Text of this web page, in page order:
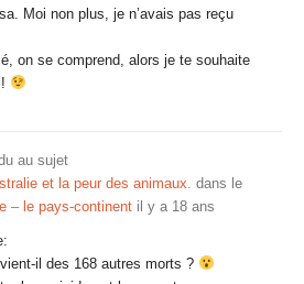
Moi non plus, je n’avais pas reçu
on se comprend, alors je te souhaite
au sujet
et la peur des animaux. dans le
– le pays-continent il y a 18 ans
il des 168 autres morts ?